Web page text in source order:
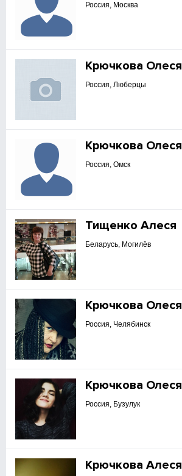
Россия, Москва
Крючкова Олеся
Россия, Люберцы
Крючкова Олеся
Россия, Омск
Тищенко Алеся
Беларусь, Могилёв
Крючкова Олеся
Россия, Челябинск
Крючкова Олеся
Россия, Бузулук
Крючкова Алеся